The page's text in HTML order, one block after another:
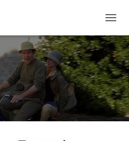
U
V
R
I
R
/
F
E
M